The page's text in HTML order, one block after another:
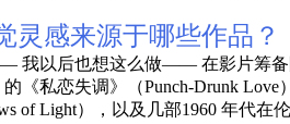
灵感来源于哪些作品？
我以后也想这么做—— 在影片筹备
的《私恋失调》（Punch-Drunk
of Light），以及几部1960 年代在